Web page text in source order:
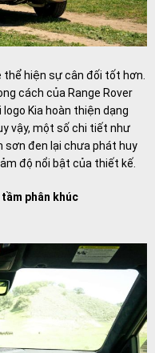
thể hiện sự cân đối tốt hơn.
cách của Range Rover
Kia hoàn thiện dạng
vậy, một số chi tiết như
sơn đen lại chưa phát huy
độ nổi bật của thiết kế.
phân khúc